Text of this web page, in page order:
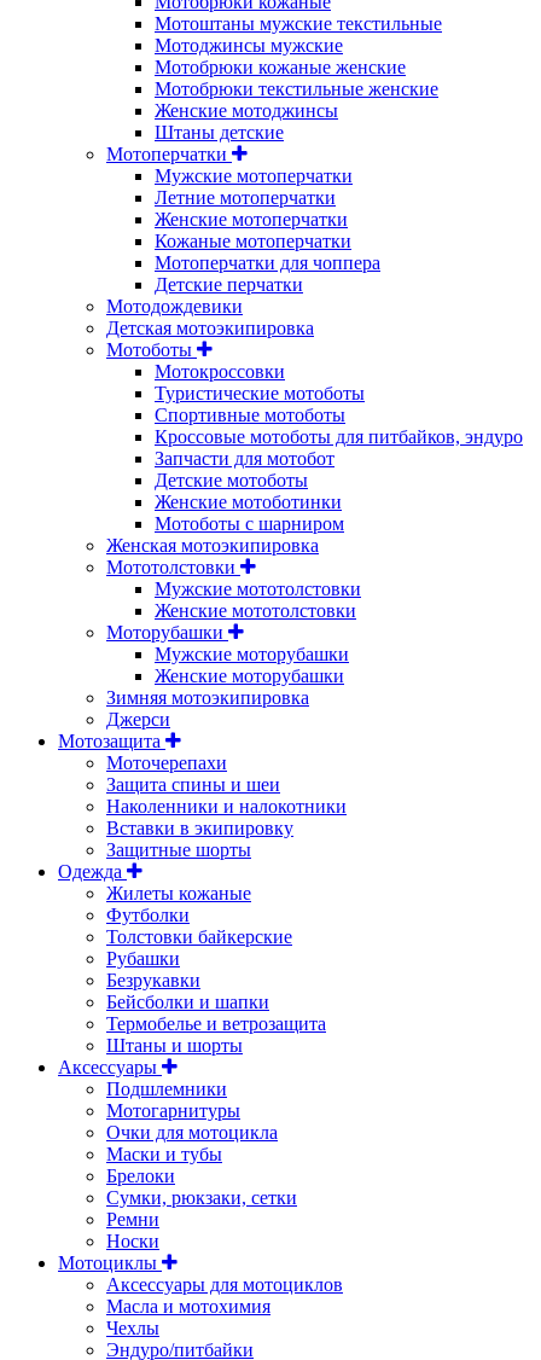
Мотоштаны мужские текстильные
Мотоджинсы мужские
Мотобрюки кожаные женские
Мотобрюки текстильные женские
Женские мотоджинсы
Штаны детские
Мотоперчатки
Мужские мотоперчатки
Летние мотоперчатки
Женские мотоперчатки
Кожаные мотоперчатки
Мотоперчатки для чоппера
Детские перчатки
Мотодождевики
Детская мотоэкипировка
Мотоботы
Мотокроссовки
Туристические мотоботы
Спортивные мотоботы
Кроссовые мотоботы для питбайков, эндуро
Запчасти для мотобот
Детские мотоботы
Женские мотоботинки
Мотоботы с шарниром
Женская мотоэкипировка
Мототолстовки
Мужские мототолстовки
Женские мототолстовки
Моторубашки
Мужские моторубашки
Женские моторубашки
Зимняя мотоэкипировка
Джерси
Мотозащита
Моточерепахи
Защита спины и шеи
Наколенники и налокотники
Вставки в экипировку
Защитные шорты
Одежда
Жилеты кожаные
Футболки
Толстовки байкерские
Рубашки
Безрукавки
Бейсболки и шапки
Термобелье и ветрозащита
Штаны и шорты
Аксессуары
Подшлемники
Мотогарнитуры
Очки для мотоцикла
Маски и тубы
Брелоки
Сумки, рюкзаки, сетки
Ремни
Носки
Мотоциклы
Аксессуары для мотоциклов
Масла и мотохимия
Чехлы
Эндуро/питбайки